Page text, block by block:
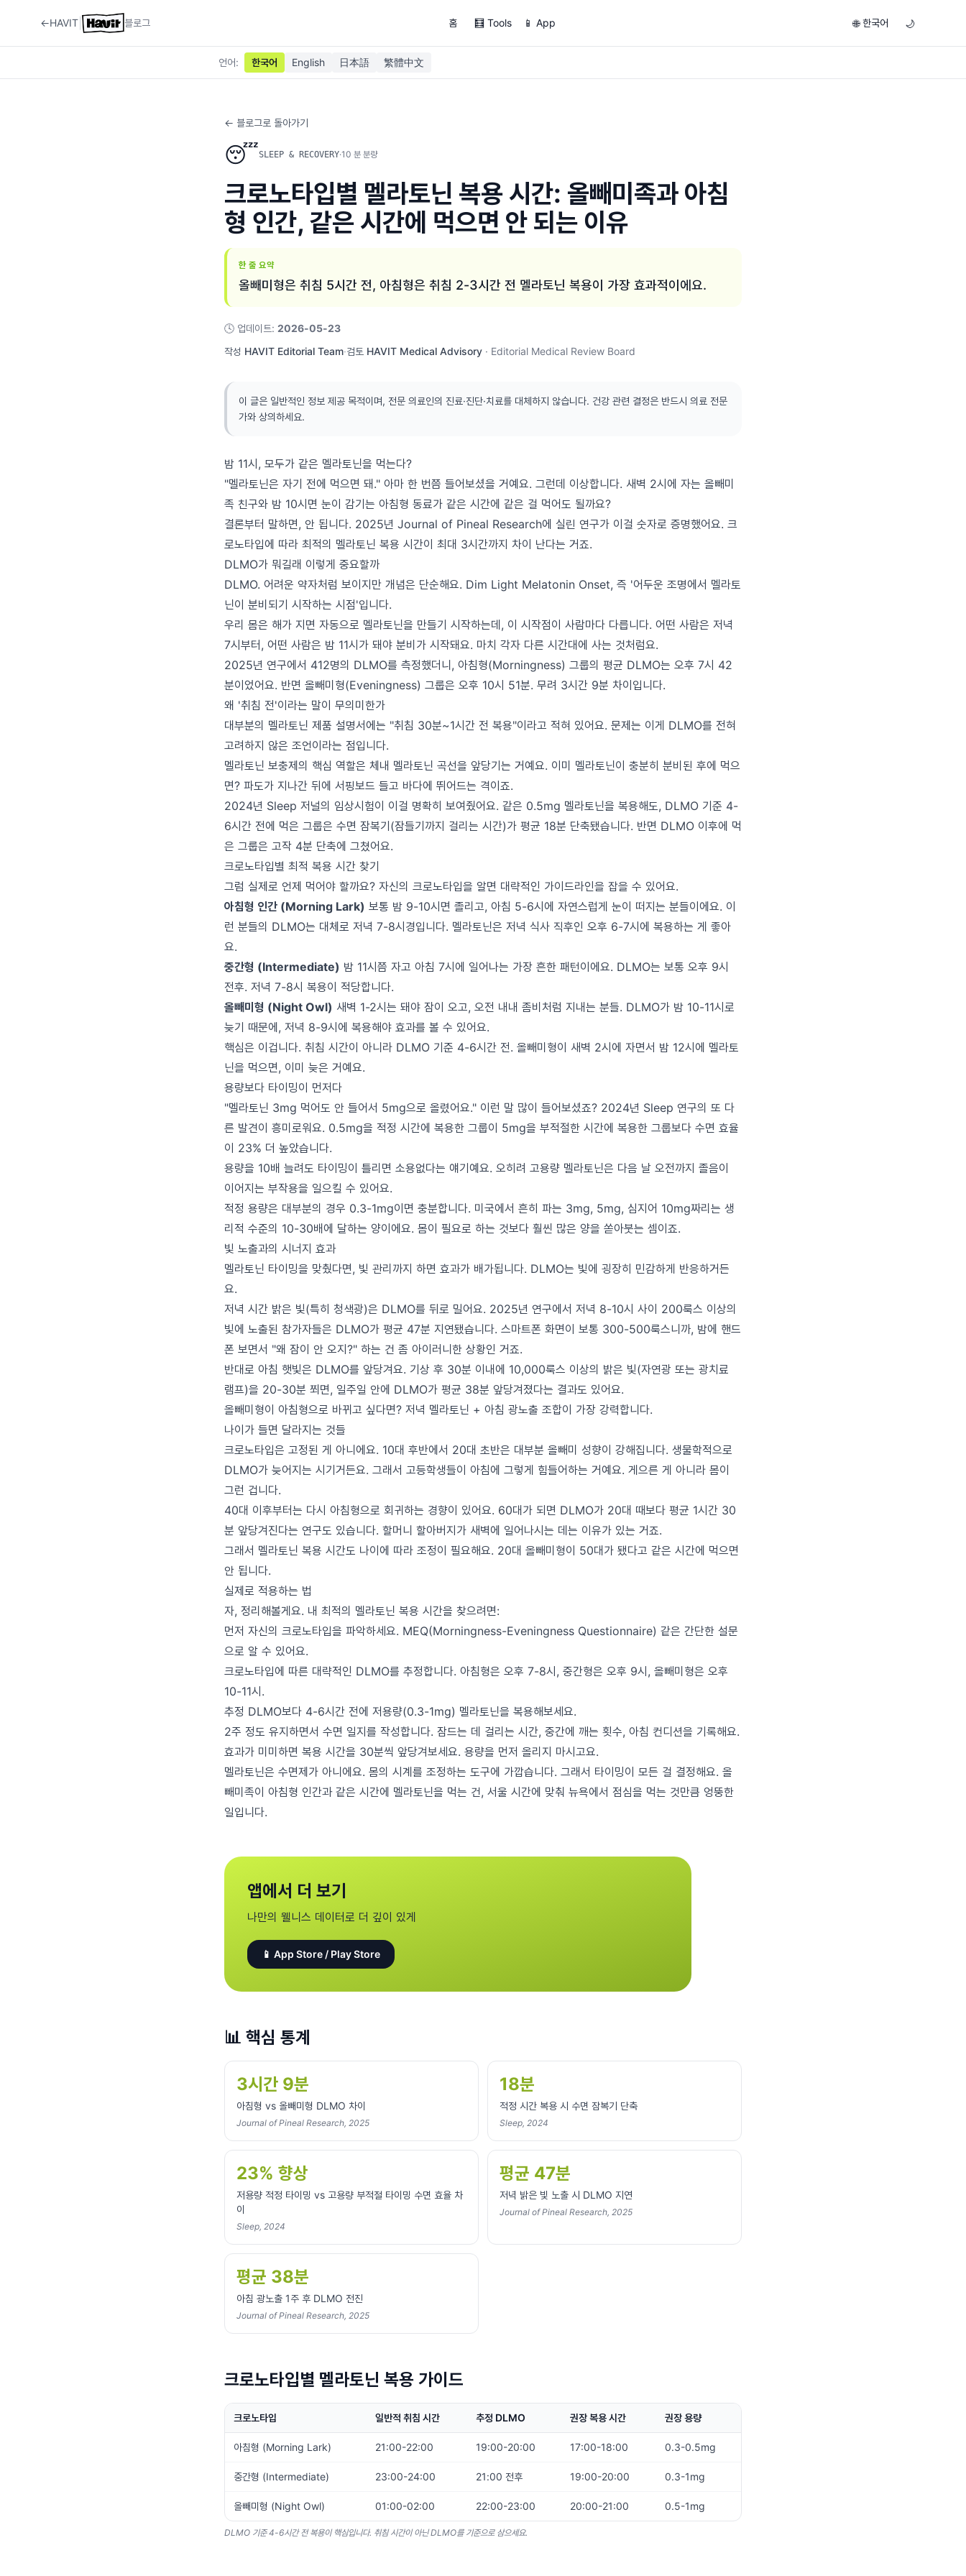
←HAVIT 블로그 홈 🧮 Tools 📱 App 🌐 한국어 🌙
언어: 한국어 English 日本語 繁體中文
← 블로그로 돌아가기
😴SLEEP & RECOVERY·10 분 분량
크로노타입별 멜라토닌 복용 시간: 올빼미족과 아침
형 인간, 같은 시간에 먹으면 안 되는 이유
한 줄 요약
올빼미형은 취침 5시간 전, 아침형은 취침 2-3시간 전 멜라토닌 복용이 가장 효과적이에요.
🕓 업데이트: 2026-05-23
작성 HAVIT Editorial Team·검토 HAVIT Medical Advisory · Editorial Medical Review Board
이 글은 일반적인 정보 제공 목적이며, 전문 의료인의 진료·진단·치료를 대체하지 않습니다. 건강 관련 결정은 반드시 의료 전문
가와 상의하세요.
밤 11시, 모두가 같은 멜라토닌을 먹는다?
"멜라토닌은 자기 전에 먹으면 돼." 아마 한 번쯤 들어보셨을 거예요. 그런데 이상합니다. 새벽 2시에 자는 올빼미
족 친구와 밤 10시면 눈이 감기는 아침형 동료가 같은 시간에 같은 걸 먹어도 될까요?
결론부터 말하면, 안 됩니다. 2025년 Journal of Pineal Research에 실린 연구가 이걸 숫자로 증명했어요. 크
로노타입에 따라 최적의 멜라토닌 복용 시간이 최대 3시간까지 차이 난다는 거죠.
DLMO가 뭐길래 이렇게 중요할까
DLMO. 어려운 약자처럼 보이지만 개념은 단순해요. Dim Light Melatonin Onset, 즉 '어두운 조명에서 멜라토
닌이 분비되기 시작하는 시점'입니다.
우리 몸은 해가 지면 자동으로 멜라토닌을 만들기 시작하는데, 이 시작점이 사람마다 다릅니다. 어떤 사람은 저녁
7시부터, 어떤 사람은 밤 11시가 돼야 분비가 시작돼요. 마치 각자 다른 시간대에 사는 것처럼요.
2025년 연구에서 412명의 DLMO를 측정했더니, 아침형(Morningness) 그룹의 평균 DLMO는 오후 7시 42
분이었어요. 반면 올빼미형(Eveningness) 그룹은 오후 10시 51분. 무려 3시간 9분 차이입니다.
왜 '취침 전'이라는 말이 무의미한가
대부분의 멜라토닌 제품 설명서에는 "취침 30분~1시간 전 복용"이라고 적혀 있어요. 문제는 이게 DLMO를 전혀
고려하지 않은 조언이라는 점입니다.
멜라토닌 보충제의 핵심 역할은 체내 멜라토닌 곡선을 앞당기는 거예요. 이미 멜라토닌이 충분히 분비된 후에 먹으
면? 파도가 지나간 뒤에 서핑보드 들고 바다에 뛰어드는 격이죠.
2024년 Sleep 저널의 임상시험이 이걸 명확히 보여줬어요. 같은 0.5mg 멜라토닌을 복용해도, DLMO 기준 4-
6시간 전에 먹은 그룹은 수면 잠복기(잠들기까지 걸리는 시간)가 평균 18분 단축됐습니다. 반면 DLMO 이후에 먹
은 그룹은 고작 4분 단축에 그쳤어요.
크로노타입별 최적 복용 시간 찾기
그럼 실제로 언제 먹어야 할까요? 자신의 크로노타입을 알면 대략적인 가이드라인을 잡을 수 있어요.
아침형 인간 (Morning Lark) 보통 밤 9-10시면 졸리고, 아침 5-6시에 자연스럽게 눈이 떠지는 분들이에요. 이
런 분들의 DLMO는 대체로 저녁 7-8시경입니다. 멜라토닌은 저녁 식사 직후인 오후 6-7시에 복용하는 게 좋아
요.
중간형 (Intermediate) 밤 11시쯤 자고 아침 7시에 일어나는 가장 흔한 패턴이에요. DLMO는 보통 오후 9시
전후. 저녁 7-8시 복용이 적당합니다.
올빼미형 (Night Owl) 새벽 1-2시는 돼야 잠이 오고, 오전 내내 좀비처럼 지내는 분들. DLMO가 밤 10-11시로
늦기 때문에, 저녁 8-9시에 복용해야 효과를 볼 수 있어요.
핵심은 이겁니다. 취침 시간이 아니라 DLMO 기준 4-6시간 전. 올빼미형이 새벽 2시에 자면서 밤 12시에 멜라토
닌을 먹으면, 이미 늦은 거예요.
용량보다 타이밍이 먼저다
"멜라토닌 3mg 먹어도 안 들어서 5mg으로 올렸어요." 이런 말 많이 들어보셨죠? 2024년 Sleep 연구의 또 다
른 발견이 흥미로워요. 0.5mg을 적정 시간에 복용한 그룹이 5mg을 부적절한 시간에 복용한 그룹보다 수면 효율
이 23% 더 높았습니다.
용량을 10배 늘려도 타이밍이 틀리면 소용없다는 얘기예요. 오히려 고용량 멜라토닌은 다음 날 오전까지 졸음이
이어지는 부작용을 일으킬 수 있어요.
적정 용량은 대부분의 경우 0.3-1mg이면 충분합니다. 미국에서 흔히 파는 3mg, 5mg, 심지어 10mg짜리는 생
리적 수준의 10-30배에 달하는 양이에요. 몸이 필요로 하는 것보다 훨씬 많은 양을 쏟아붓는 셈이죠.
빛 노출과의 시너지 효과
멜라토닌 타이밍을 맞췄다면, 빛 관리까지 하면 효과가 배가됩니다. DLMO는 빛에 굉장히 민감하게 반응하거든
요.
저녁 시간 밝은 빛(특히 청색광)은 DLMO를 뒤로 밀어요. 2025년 연구에서 저녁 8-10시 사이 200룩스 이상의
빛에 노출된 참가자들은 DLMO가 평균 47분 지연됐습니다. 스마트폰 화면이 보통 300-500룩스니까, 밤에 핸드
폰 보면서 "왜 잠이 안 오지?" 하는 건 좀 아이러니한 상황인 거죠.
반대로 아침 햇빛은 DLMO를 앞당겨요. 기상 후 30분 이내에 10,000룩스 이상의 밝은 빛(자연광 또는 광치료
램프)을 20-30분 쬐면, 일주일 안에 DLMO가 평균 38분 앞당겨졌다는 결과도 있어요.
올빼미형이 아침형으로 바뀌고 싶다면? 저녁 멜라토닌 + 아침 광노출 조합이 가장 강력합니다.
나이가 들면 달라지는 것들
크로노타입은 고정된 게 아니에요. 10대 후반에서 20대 초반은 대부분 올빼미 성향이 강해집니다. 생물학적으로
DLMO가 늦어지는 시기거든요. 그래서 고등학생들이 아침에 그렇게 힘들어하는 거예요. 게으른 게 아니라 몸이
그런 겁니다.
40대 이후부터는 다시 아침형으로 회귀하는 경향이 있어요. 60대가 되면 DLMO가 20대 때보다 평균 1시간 30
분 앞당겨진다는 연구도 있습니다. 할머니 할아버지가 새벽에 일어나시는 데는 이유가 있는 거죠.
그래서 멜라토닌 복용 시간도 나이에 따라 조정이 필요해요. 20대 올빼미형이 50대가 됐다고 같은 시간에 먹으면
안 됩니다.
실제로 적용하는 법
자, 정리해볼게요. 내 최적의 멜라토닌 복용 시간을 찾으려면:
먼저 자신의 크로노타입을 파악하세요. MEQ(Morningness-Eveningness Questionnaire) 같은 간단한 설문
으로 알 수 있어요.
크로노타입에 따른 대략적인 DLMO를 추정합니다. 아침형은 오후 7-8시, 중간형은 오후 9시, 올빼미형은 오후
10-11시.
추정 DLMO보다 4-6시간 전에 저용량(0.3-1mg) 멜라토닌을 복용해보세요.
2주 정도 유지하면서 수면 일지를 작성합니다. 잠드는 데 걸리는 시간, 중간에 깨는 횟수, 아침 컨디션을 기록해요.
효과가 미미하면 복용 시간을 30분씩 앞당겨보세요. 용량을 먼저 올리지 마시고요.
멜라토닌은 수면제가 아니에요. 몸의 시계를 조정하는 도구에 가깝습니다. 그래서 타이밍이 모든 걸 결정해요. 올
빼미족이 아침형 인간과 같은 시간에 멜라토닌을 먹는 건, 서울 시간에 맞춰 뉴욕에서 점심을 먹는 것만큼 엉뚱한
일입니다.
앱에서 더 보기
나만의 웰니스 데이터로 더 깊이 있게
📱 App Store / Play Store
📊 핵심 통계
3시간 9분
아침형 vs 올빼미형 DLMO 차이
Journal of Pineal Research, 2025
18분
적정 시간 복용 시 수면 잠복기 단축
Sleep, 2024
23% 향상
저용량 적정 타이밍 vs 고용량 부적절 타이밍 수면 효율 차
이
Sleep, 2024
평균 47분
저녁 밝은 빛 노출 시 DLMO 지연
Journal of Pineal Research, 2025
평균 38분
아침 광노출 1주 후 DLMO 전진
Journal of Pineal Research, 2025
크로노타입별 멜라토닌 복용 가이드
크로노타입 일반적 취침 시간 추정 DLMO 권장 복용 시간 권장 용량
아침형 (Morning Lark) 21:00-22:00 19:00-20:00 17:00-18:00 0.3-0.5mg
중간형 (Intermediate) 23:00-24:00 21:00 전후 19:00-20:00 0.3-1mg
올빼미형 (Night Owl) 01:00-02:00 22:00-23:00 20:00-21:00 0.5-1mg
DLMO 기준 4-6시간 전 복용이 핵심입니다. 취침 시간이 아닌 DLMO를 기준으로 삼으세요.